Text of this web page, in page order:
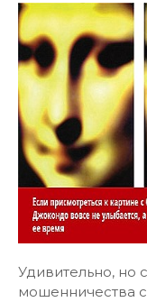
Удивительно, но
мошенничества